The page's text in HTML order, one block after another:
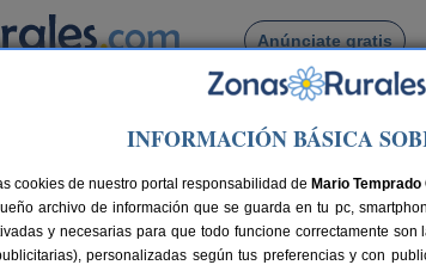
Anúnciate gratis
Busca por pueblo
Lo sentimos,
Este alojamiento ya no figura en
INFORMACIÓN BÁSICA
cookies de nuestro portal responsabilidad de Mario Temprado
archivo de información que se guarda en tu pc,
y necesarias para que todo funcione correctamente
personalizadas según tus preferencias y con